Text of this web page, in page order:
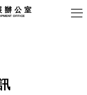
辦公室
OFFICE